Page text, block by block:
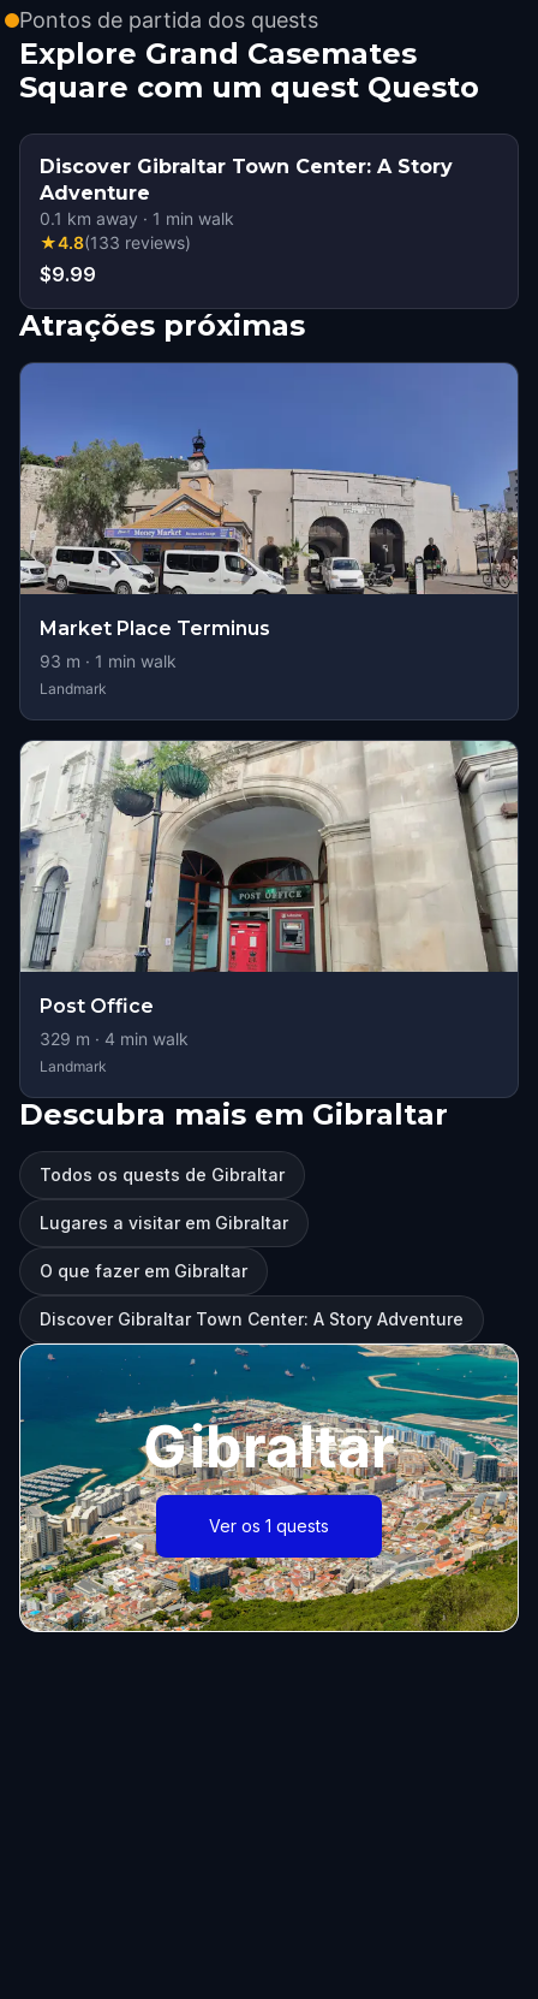
Pontos de partida dos quests
Explore Grand Casemates
Square com um quest Questo
Discover Gibraltar Town Center: A Story
Adventure
0.1 km away · 1 min walk
★4.8(133 reviews)
$9.99
Atrações próximas
Market Place Terminus
93 m · 1 min walk
Landmark
Post Office
329 m · 4 min walk
Landmark
Descubra mais em Gibraltar
Todos os quests de Gibraltar
Lugares a visitar em Gibraltar
O que fazer em Gibraltar
Discover Gibraltar Town Center: A Story Adventure
Gibraltar
Ver os 1 quests